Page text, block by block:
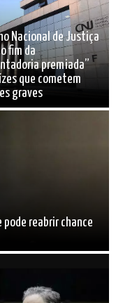
Nacional de Justiça
fim da
premiada”
que cometem
graves
pode reabrir chance